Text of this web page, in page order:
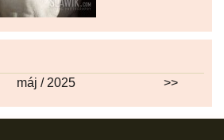
máj / 2025 >>